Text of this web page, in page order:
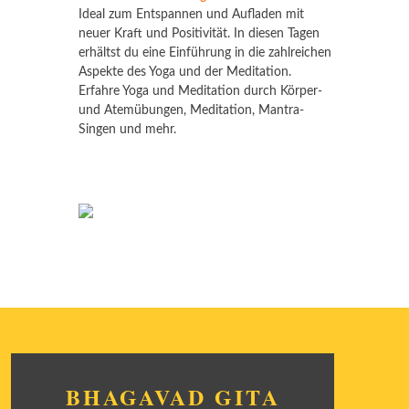
Ideal zum Entspannen und Aufladen mit
neuer Kraft und Positivität. In diesen Tagen
erhältst du eine Einführung in die zahlreichen
Aspekte des Yoga und der Meditation.
Erfahre Yoga und Meditation durch Körper-
und Atemübungen, Meditation, Mantra-
Singen und mehr.
BHAGAVAD GITA